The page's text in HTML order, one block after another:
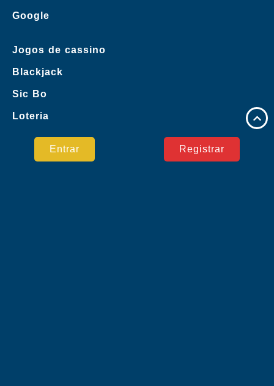
Google
Jogos de cassino
Blackjack
Sic Bo
Loteria
Eventos exclusivos
Central de Notícias
Entrar Registrar